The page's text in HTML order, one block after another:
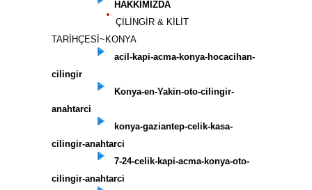
HAKKIMIZDA
ÇİLİNGİR & KİLİT
TARİHÇESİ~KONYA
acil-kapi-acma-konya-hocacihan-
cilingir
Konya-en-Yakin-oto-cilingir-
anahtarci
konya-gaziantep-celik-kasa-
cilingir-anahtarci
7-24-celik-kapi-acma-konya-oto-
cilingir-anahtarci